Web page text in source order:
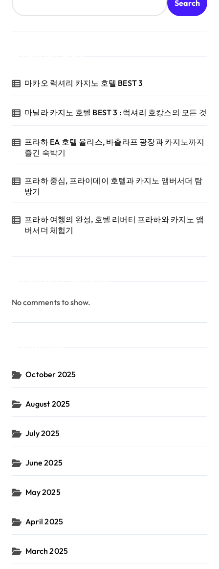
Search
마카오 럭셔리 카지노 호텔 BEST 3
마닐라 카지노 호텔 BEST 3 : 럭셔리 호캉스의 모든 것
프라하 EA 호텔 율리스, 바츨라프 광장과 카지노까지
즐긴 숙박기
프라하 중심, 프라이데이 호텔과 카지노 앰버서더 탐
방기
프라하 여행의 완성, 호텔 리버티 프라하와 카지노 앰
버서더 체험기
No comments to show.
October 2025
August 2025
July 2025
June 2025
May 2025
April 2025
March 2025